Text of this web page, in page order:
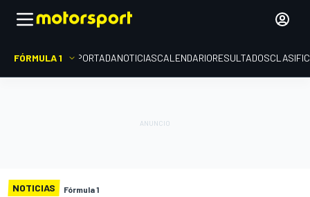
FÓRMULA 1 PORTADANOTICIASCALENDARIORESULTADOS
NOTICIAS Fórmula 1